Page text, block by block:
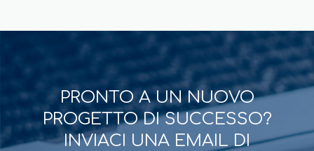
PRONTO A UN NUOVO
PROGETTO DI SUCCESSO?
INVIACI UNA EMAIL DI